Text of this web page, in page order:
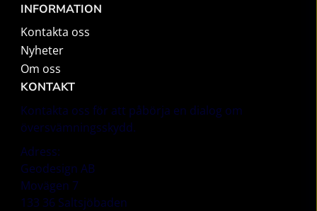
INFORMATION
Kontakta oss
Nyheter
Om oss
KONTAKT
Kontakta oss för att påbörja en dialog om
översvämningsskydd.
Adress:
Geodesign AB
Movägen 7
133 36 Saltsjöbaden